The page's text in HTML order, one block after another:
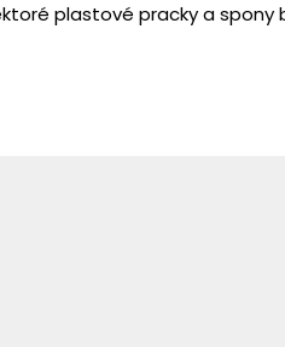
plastové pracky a spony